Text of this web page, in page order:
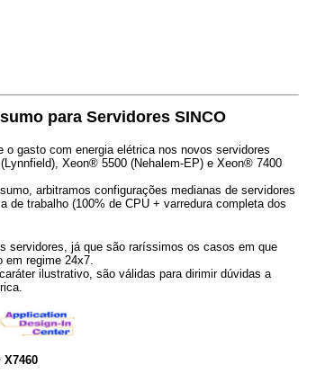
para Servidores SINCO
o gasto com energia elétrica nos novos servidores
Xeon® 5500 (Nehalem-EP) e Xeon® 7400
arbitramos configurações medianas de servidores
de trabalho (100% de CPU + varredura completa dos
servidores, já que são raríssimos os casos em que
em regime 24x7.
ilustrativo, são válidas para dirimir dúvidas a